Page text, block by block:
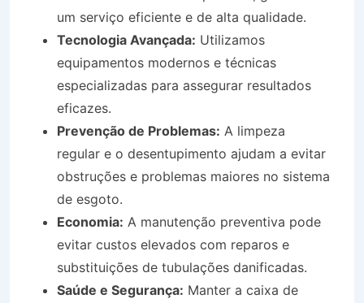
um serviço eficiente e de alta qualidade.
Tecnologia Avançada: Utilizamos
equipamentos modernos e técnicas
especializadas para assegurar resultados
eficazes.
Prevenção de Problemas: A limpeza
regular e o desentupimento ajudam a evitar
obstruções e problemas maiores no sistema
de esgoto.
Economia: A manutenção preventiva pode
evitar custos elevados com reparos e
substituições de tubulações danificadas.
Saúde e Segurança: Manter a caixa de